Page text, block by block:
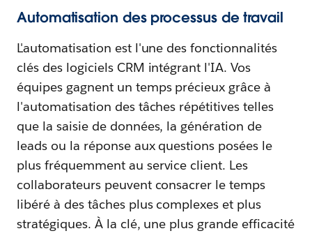
Automatisation des processus de travail
L'automatisation est l'une des fonctionnalités
clés des logiciels CRM intégrant l'IA. Vos
équipes gagnent un temps précieux grâce à
l'automatisation des tâches répétitives telles
que la saisie de données, la génération de
leads ou la réponse aux questions posées le
plus fréquemment au service client. Les
collaborateurs peuvent consacrer le temps
libéré à des tâches plus complexes et plus
stratégiques. À la clé, une plus grande efficacité